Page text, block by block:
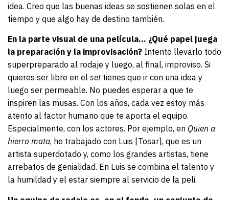
idea. Creo que las buenas ideas se sostienen solas en el
tiempo y que algo hay de destino también.
En la parte visual de una película… ¿Qué papel juega
la preparación y la improvisación? Intento llevarlo todo
superpreparado al rodaje y luego, al final, improviso. Si
quieres ser libre en el settienes que ir con una idea y
luego ser permeable. No puedes esperar a que te
inspiren las musas. Con los años, cada vez estoy más
atento al factor humano que te aporta el equipo.
Especialmente, con los actores. Por ejemplo, en Quien a
hierro mata, he trabajado con Luis [Tosar], que es un
artista superdotado y, como los grandes artistas, tiene
arrebatos de genialidad. En Luis se combina el talento y
la humildad y el estar siempre al servicio de la peli.